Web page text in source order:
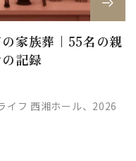
家族葬｜55名の親
記録
イフ 西湘ホール、2026